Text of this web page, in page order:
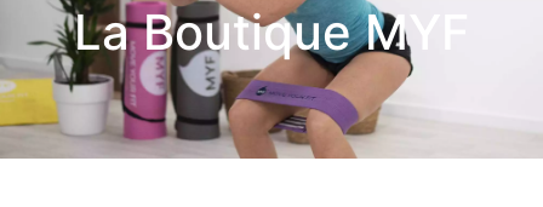
La Boutique MYF